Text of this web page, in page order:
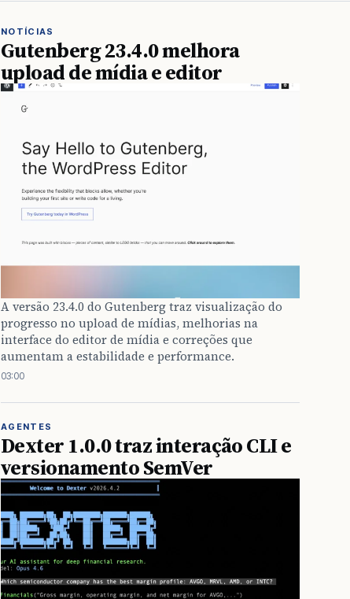
NOTÍCIAS
Gutenberg 23.4.0 melhora
upload de mídia e editor
A versão 23.4.0 do Gutenberg traz visualização do
progresso no upload de mídias, melhorias na
interface do editor de mídia e correções que
aumentam a estabilidade e performance.
03:00
AGENTES
Dexter 1.0.0 traz interação CLI e
versionamento SemVer